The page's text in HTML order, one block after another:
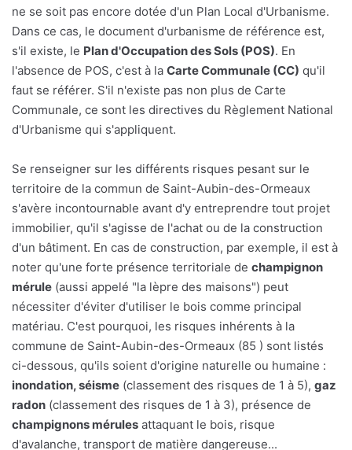
ne se soit pas encore dotée d'un Plan Local d'Urbanisme.
Dans ce cas, le document d'urbanisme de référence est,
s'il existe, le Plan d'Occupation des Sols (POS). En
l'absence de POS, c'est à la Carte Communale (CC) qu'il
faut se référer. S'il n'existe pas non plus de Carte
Communale, ce sont les directives du Règlement National
d'Urbanisme qui s'appliquent.
Se renseigner sur les différents risques pesant sur le
territoire de la commun de Saint-Aubin-des-Ormeaux
s'avère incontournable avant d'y entreprendre tout projet
immobilier, qu'il s'agisse de l'achat ou de la construction
d'un bâtiment. En cas de construction, par exemple, il est à
noter qu'une forte présence territoriale de champignon
mérule (aussi appelé "la lèpre des maisons") peut
nécessiter d'éviter d'utiliser le bois comme principal
matériau. C'est pourquoi, les risques inhérents à la
commune de Saint-Aubin-des-Ormeaux (85 ) sont listés
ci-dessous, qu'ils soient d'origine naturelle ou humaine :
inondation, séisme (classement des risques de 1 à 5), gaz
radon (classement des risques de 1 à 3), présence de
champignons mérules attaquant le bois, risque
d'avalanche, transport de matière dangereuse...